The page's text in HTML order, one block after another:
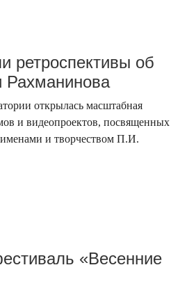
ретроспективы об
Рахманинова
открылась масштабная
и видеопроектов, посвященных
именами и творчеством П.И.
«Весенние